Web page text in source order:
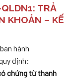
TRẢ
KHOẢN – KẾ
hành
định:
chứng từ thanh